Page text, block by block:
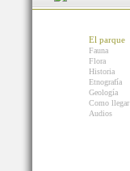
El parque
Fauna
Flora
Historia
Etnografía
Geología
Como llegar
Audios